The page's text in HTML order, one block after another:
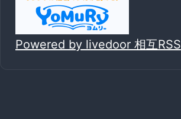
Powered by livedoor 相互RSS